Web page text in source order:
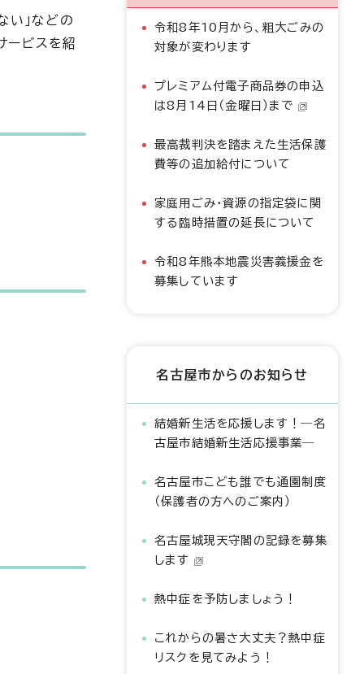
い」などの
ービスを紹
令和8年10月から、粗大ごみの
対象が変わります
プレミアム付電子商品券の申込
は8月14日（金曜日）まで
最高裁判決を踏まえた生活保護
費等の追加給付について
家庭用ごみ・資源の指定袋に関
する臨時措置の延長について
令和8年熊本地震災害義援金を
募集しています
名古屋市からのお知らせ
結婚新生活を応援します！―名
古屋市結婚新生活応援事業―
名古屋市こども誰でも通園制度
（保護者の方へのご案内）
名古屋城現天守閣の記録を募集
します
熱中症を予防しましょう！
これからの暑さ大丈夫？熱中症
リスクを見てみよう！